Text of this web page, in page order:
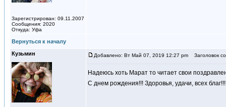
Зарегистрирован: 09.11.2007
Сообщения: 2020
Откуда: Уфа
Вернуться к началу
Кузьмин
Добавлено: Вт Май 07, 2019 12:27 pm Заголовок
Надеюсь хоть Марат то читает свои
С днем рождения!!! Здоровья, удачи, всех